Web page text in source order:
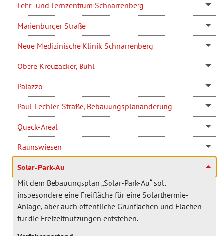
Lehr- und Lernzentrum Schnarrenberg
Marienburger Straße
Neue Medizinische Klinik Schnarrenberg
Obere Kreuzäcker, Bühl
Palazzo
Paul-Lechler-Straße, Bebauungsplanänderung
Queck-Areal
Raunswiesen
Solar-Park-Au
Mit dem Bebauungsplan „Solar-Park-Au“ soll
insbesondere eine Freifläche für eine Solarthermie-
Anlage, aber auch öffentliche Grünflächen und Flächen
für die Freizeitnutzungen entstehen.